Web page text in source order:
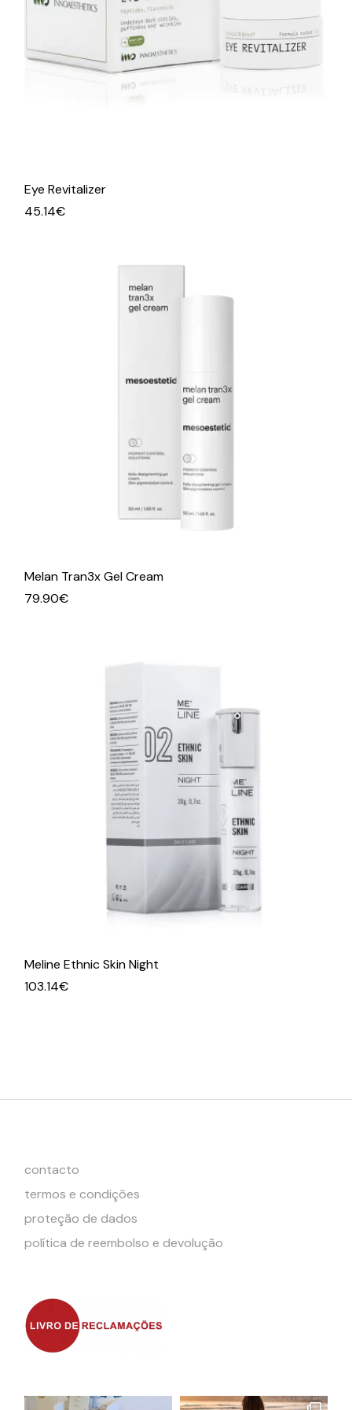
Eye Revitalizer
45.14€
Melan Tran3x Gel Cream
79.90€
Meline Ethnic Skin Night
103.14€
contacto
termos e condições
proteção de dados
política de reembolso e devolução